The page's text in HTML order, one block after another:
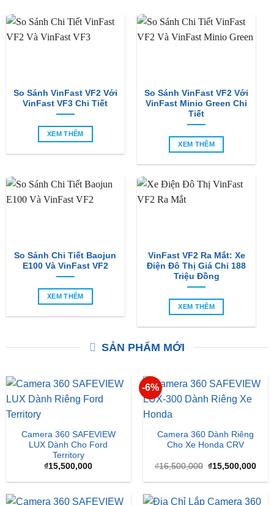
So Sánh VinFast VF2 Với
VinFast VF3 Chi Tiết
XEM THÊM
So Sánh VinFast VF2 Với
VinFast Minio Green Chi
Tiết
XEM THÊM
So Sánh Chi Tiết Baojun
E100 Và VinFast VF2
XEM THÊM
VinFast VF2 Ra Mắt: Xe
Điện Đô Thị Giá Chỉ 188
Triệu Đồng
XEM THÊM
SẢN PHẨM MỚI
Camera 360 SAFEVIEW
LUX Dành Cho Ford
Territory
₫15,500,000
-6%
Camera 360 Dành Riêng
Cho Xe Honda CRV
₫16,500,000 Giá
là:
₫15,500,000Giá
tại